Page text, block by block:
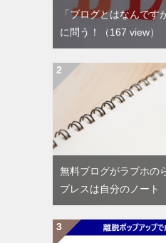
「ブログとはなんです
に問う！
（167 view）
無料ブログがラブホの
プレスは自分のノート